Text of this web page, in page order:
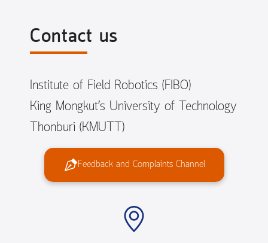
Contact us
Institute of Field Robotics (FIBO)
King Mongkut’s University of Technology
Thonburi (KMUTT)
Feedback and Complaints Channel